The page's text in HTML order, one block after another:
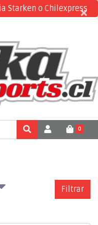
Starken o Chilexpress
×
×
0
Filtrar